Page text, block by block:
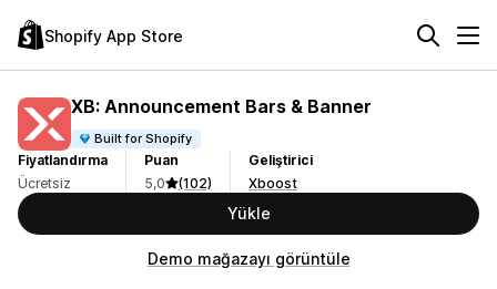
Shopify App Store
XB: Announcement Bars & Banner
Built for Shopify
Fiyatlandırma
Ücretsiz
Puan
5,0
(102)
Geliştirici
Xboost
Yükle
Demo mağazayı görüntüle